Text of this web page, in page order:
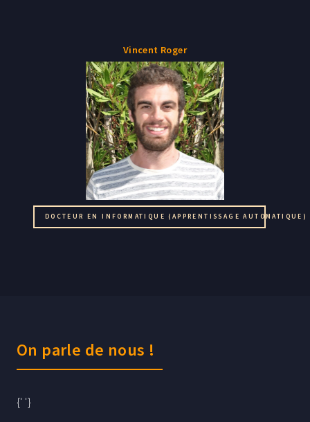
Vincent Roger
DOCTEUR EN INFORMATIQUE (APPRENTISSAGE AUTOMATIQUE)
On parle de nous !
{' '}